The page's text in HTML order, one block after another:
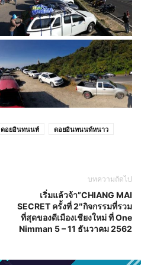
ดอยอินทนนท์
ดอยอินทนนท์หนาว
บทความถัดไป
เริ่มแล้วจ้า”CHIANG MAI
SECRET ครั้งที่ 2″กิจกรรมที่รวม
ที่สุดของดีเมืองเชียงใหม่ ที่ One
Nimman 5 – 11 ธันวาคม 2562